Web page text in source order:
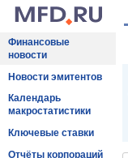
Финансовые
новости
Новости эмитентов
Календарь
макростатистики
Ключевые ставки
Отчёты корпораций